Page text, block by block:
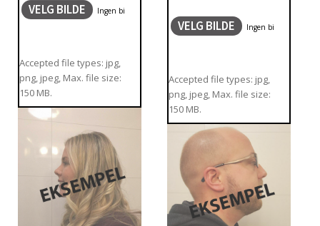
VELG BILDE
Accepted file types: jpg,
png, jpeg, Max. file size:
150 MB.
VELG BILDE
Accepted file types: jpg,
png, jpeg, Max. file size:
150 MB.